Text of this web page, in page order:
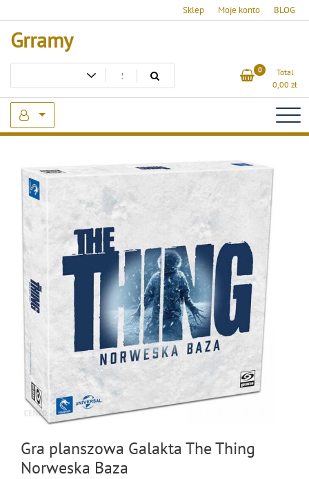
to
content
Sklep Moje konto BLOG
Grramy
0
Total
0,00 zł
Gra planszowa Galakta The Thing
Norweska Baza